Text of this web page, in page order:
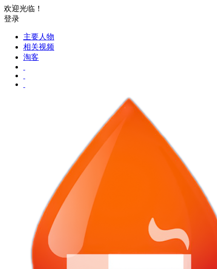
欢迎光临！
登录
主要人物
相关视频
淘客